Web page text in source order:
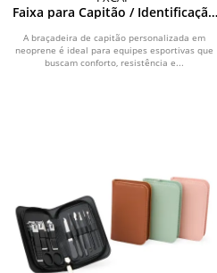
Faixa para Capitão / Identificação
A braçadeira de capitão personalizada em
neoprene é ideal para equipes esportivas que
buscam conforto, resistência e...